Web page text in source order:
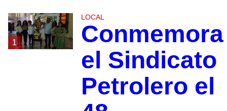
1
LOCAL
Conmemora
el Sindicato
Petrolero el